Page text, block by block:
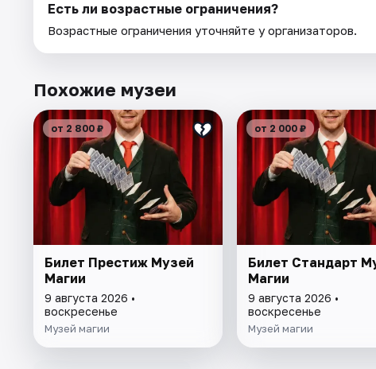
Есть ли возрастные ограничения?
Возрастные ограничения уточняйте у организаторов.
Похожие музеи
от 2 800 ₽
Билет Престиж Музей
Магии
9 августа 2026 •
воскресенье
Музей магии
от 2 000 ₽
Билет Стандарт
Магии
9 августа 2026 •
воскресенье
Музей магии